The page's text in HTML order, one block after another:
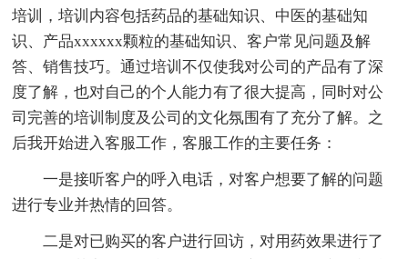
培训，培训内容包括药品的基础知识、中医的基础知
识、产品xxxxxx颗粒的基础知识、客户常见问题及解
答、销售技巧。通过培训不仅使我对公司的产品有了深
度了解，也对自己的个人能力有了很大提高，同时对公
司完善的培训制度及公司的文化氛围有了充分了解。之
后我开始进入客服工作，客服工作的主要任务：
一是接听客户的呼入电话，对客户想要了解的问题
进行专业并热情的回答。
二是对已购买的客户进行回访，对用药效果进行了